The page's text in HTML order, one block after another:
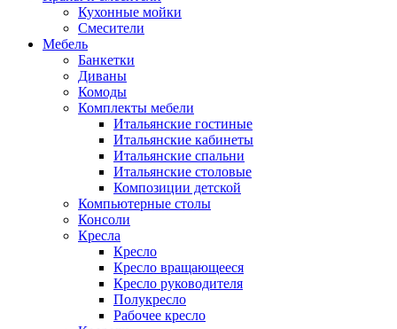
Кухонные мойки
Смесители
Мебель
Банкетки
Диваны
Комоды
Комплекты мебели
Итальянские гостиные
Итальянские кабинеты
Итальянские спальни
Итальянские столовые
Композиции детской
Компьютерные столы
Консоли
Кресла
Кресло
Кресло вращающееся
Кресло руководителя
Полукресло
Рабочее кресло